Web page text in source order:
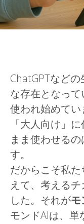
ChatGPTなど
な存在となっ
使われ始めて
「大人向け」
まま使わせる
す。
だからこそ私
えて、考える
した。それがモ
モンドAIは、単